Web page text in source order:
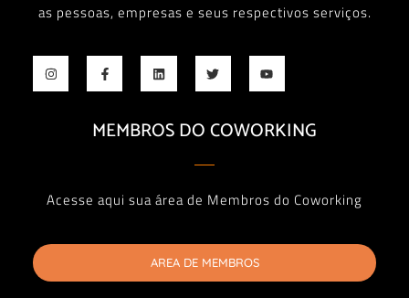
as pessoas, empresas e seus respectivos serviços.
MEMBROS DO COWORKING
Acesse aqui sua área de Membros do Coworking
AREA DE MEMBROS